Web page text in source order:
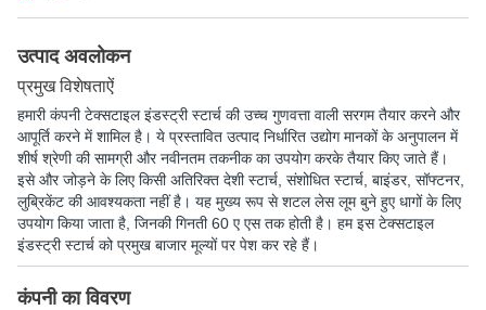
उत्पाद अवलोकन
प्रमुख विशेषताऐं
हमारी कंपनी टेक्सटाइल इंडस्ट्री स्टार्च की उच्च गुणवत्ता वाली सरगम तैयार करने और
आपूर्ति करने में शामिल है। ये प्रस्तावित उत्पाद निर्धारित उद्योग मानकों के अनुपालन में
शीर्ष श्रेणी की सामग्री और नवीनतम तकनीक का उपयोग करके तैयार किए जाते हैं।
इसे और जोड़ने के लिए किसी अतिरिक्त देशी स्टार्च, संशोधित स्टार्च, बाइंडर, सॉफ्टनर,
लुब्रिकेंट की आवश्यकता नहीं है। यह मुख्य रूप से शटल लेस लूम बुने हुए धागों के लिए
उपयोग किया जाता है, जिनकी गिनती 60 ए एस तक होती है। हम इस टेक्सटाइल
इंडस्ट्री स्टार्च को प्रमुख बाजार मूल्यों पर पेश कर रहे हैं।
कंपनी का विवरण